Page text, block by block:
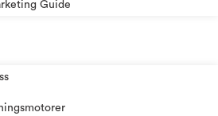
Guide